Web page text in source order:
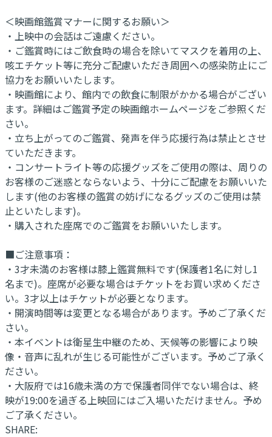
＜映画館鑑賞マナーに関するお願い＞
・上映中の会話はご遠慮ください。
・ご鑑賞時にはご飲食時の場合を除いてマスクを着用の上、
咳エチケット等に充分ご配慮いただき周囲への感染防止にご
協力をお願いいたします。
・映画館により、館内での飲食に制限がかかる場合がござい
ます。詳細はご鑑賞予定の映画館ホームページをご参照くだ
さい。
・立ち上がってのご鑑賞、発声を伴う応援行為は禁止とさせ
ていただきます。
・コンサートライト等の応援グッズをご使用の際は、周りの
お客様のご迷惑とならないよう、十分にご配慮をお願いいた
します(他のお客様の鑑賞の妨げになるグッズのご使用は禁
止といたします)。
・購入された座席でのご鑑賞をお願いいたします。
■ご注意事項：
・3才未満のお客様は膝上鑑賞無料です(保護者1名に対し1
名まで)。座席が必要な場合はチケットをお買い求めくださ
い。3才以上はチケットが必要となります。
・開演時間等は変更となる場合があります。予めご了承くだ
さい。
・本イベントは衛星生中継のため、天候等の影響により映
像・音声に乱れが生じる可能性がございます。予めご了承く
ださい。
・大阪府では16歳未満の方で保護者同伴でない場合は、終
映が19:00を過ぎる上映回にはご入場いただけません。予め
ご了承ください。
SHARE: